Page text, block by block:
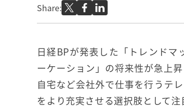
Share:
日経BPが発表した「トレンド
ーケーション」の将来性が急上
自宅など会社外で仕事を行うテ
をより充実させる選択肢として注